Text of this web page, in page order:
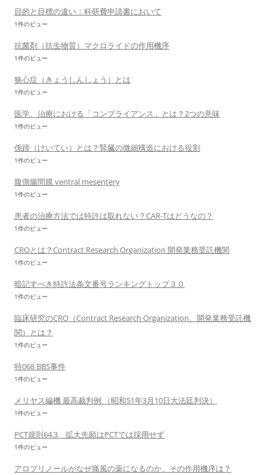
目的と目標の違い：科研費申請書において
1件のビュー
抗菌剤（抗生物質）マクロライドの作用機序
1件のビュー
狭心症（きょうしんしょう）とは
1件のビュー
医学、治療における「コンプライアンス」とは？2つの意味
1件のビュー
係蹄（けいてい）とは？腎臓の微細構造における役割
1件のビュー
腹側腸間膜 ventral mesentery
1件のビュー
患者の治療方法では特許は取れない？CAR-Tはどうなの？
1件のビュー
CROとは？Contract Research Organization 開発業務受託機関
1件のビュー
暗記すべき特許法条文番号ランキングトップ３０
1件のビュー
臨床研究のCRO（Contract Research Organization、開発業務受託機
関）とは？
1件のビュー
特068 BBS事件
1件のビュー
メリヤス編機 最高裁判例 （昭和51年3月10日大法廷判決）
1件のビュー
PCT規則64.3 拡大先願はPCTでは採用せず
1件のビュー
アロプリノールがなぜ痛風の薬になるのか、その作用機序は？